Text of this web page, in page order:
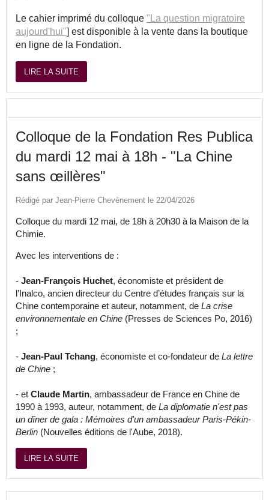
Le cahier imprimé du colloque "La question migratoire
aujourd'hui"] est disponible à la vente dans la boutique
en ligne de la Fondation.
LIRE LA SUITE
Colloque de la Fondation Res Publica
du mardi 12 mai à 18h - "La Chine
sans œillères"
Rédigé par Jean-Pierre Chevènement le 22/04/2026
Colloque du mardi 12 mai, de 18h à 20h30 à la Maison de la
Chimie.
Avec les interventions de :
- Jean-François Huchet, économiste et président de
l’Inalco, ancien directeur du Centre d’études français sur la
Chine contemporaine et auteur, notamment, de La crise
environnementale en Chine (Presses de Sciences Po, 2016)
;
- Jean-Paul Tchang, économiste et co-fondateur de La lettre
de Chine ;
- et Claude Martin, ambassadeur de France en Chine de
1990 à 1993, auteur, notamment, de La diplomatie n'est pas
un dîner de gala : Mémoires d'un ambassadeur Paris-Pékin-
Berlin (Nouvelles éditions de l'Aube, 2018).
LIRE LA SUITE